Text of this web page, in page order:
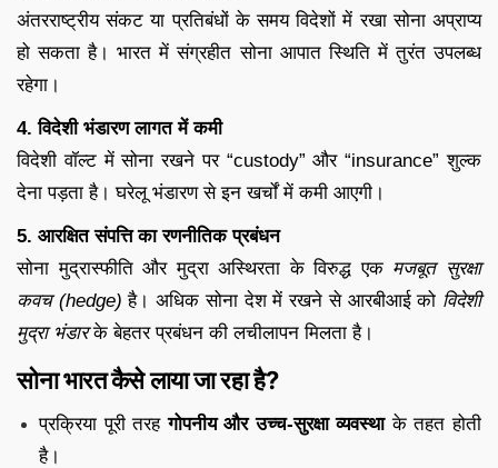
अंतरराष्ट्रीय संकट या प्रतिबंधों के समय विदेशों में रखा सोना अप्राप्य
हो सकता है। भारत में संग्रहीत सोना आपात स्थिति में तुरंत उपलब्ध
रहेगा।
4. विदेशी भंडारण लागत में कमी
विदेशी वॉल्ट में सोना रखने पर “custody” और “insurance” शुल्क
देना पड़ता है। घरेलू भंडारण से इन खर्चों में कमी आएगी।
5. आरक्षित संपत्ति का रणनीतिक प्रबंधन
सोना मुद्रास्फीति और मुद्रा अस्थिरता के विरुद्ध एक मजबूत सुरक्षा
कवच (hedge) है। अधिक सोना देश में रखने से आरबीआई को विदेशी
मुद्रा भंडारके बेहतर प्रबंधन की लचीलापन मिलता है।
सोना भारत कैसे लाया जा रहा है?
प्रक्रिया पूरी तरहगोपनीय और उच्च-सुरक्षा व्यवस्थाके तहत होती
है।